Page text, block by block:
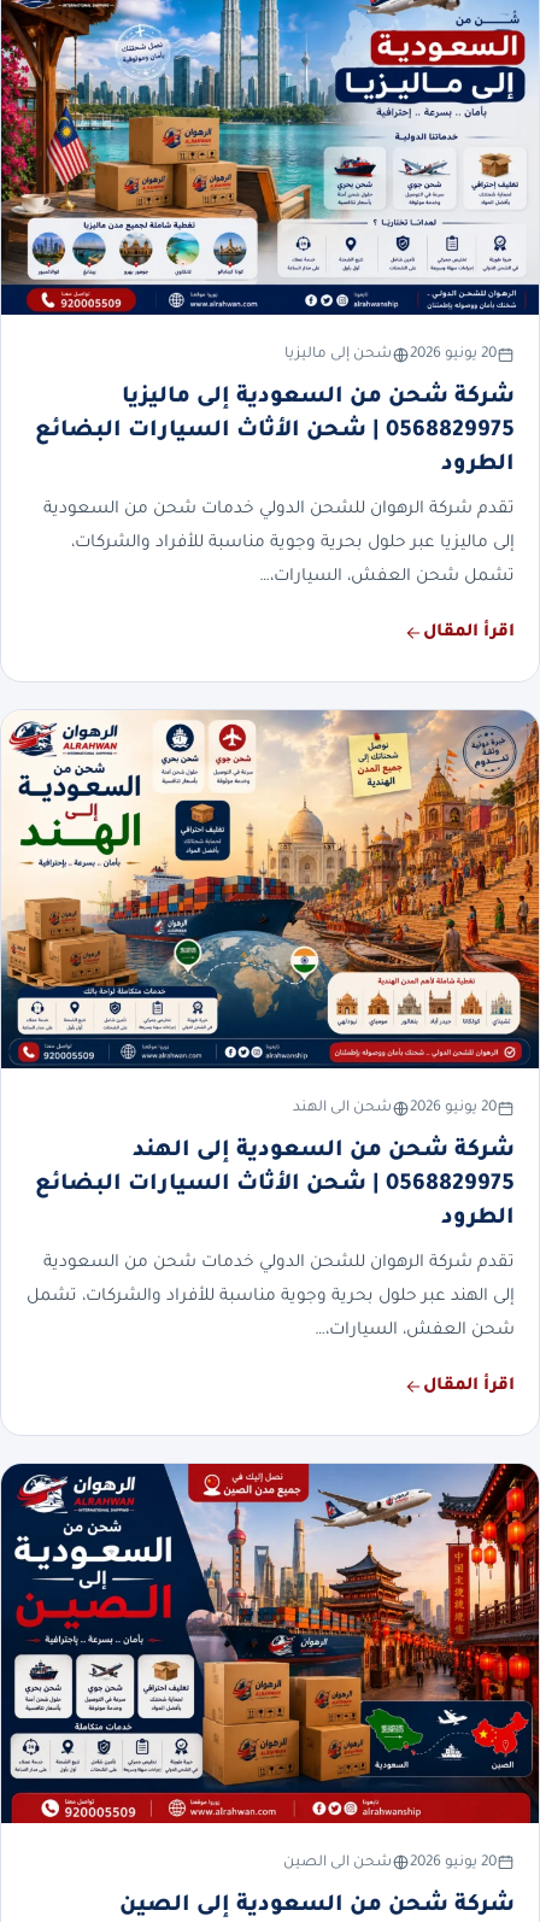
20 يونيو 2026 شحن إلى ماليزيا
شركة شحن من السعودية إلى ماليزيا
0568829975 | شحن الأثاث السيارات البضائع
الطرود
تقدم شركة الرهوان للشحن الدولي خدمات شحن من السعودية
إلى ماليزيا عبر حلول بحرية وجوية مناسبة للأفراد والشركات،
تشمل شحن العفش، السيارات،…
اقرأ المقال
20 يونيو 2026 شحن الى الهند
شركة شحن من السعودية إلى الهند
0568829975 | شحن الأثاث السيارات البضائع
الطرود
تقدم شركة الرهوان للشحن الدولي خدمات شحن من السعودية
إلى الهند عبر حلول بحرية وجوية مناسبة للأفراد والشركات، تشمل
شحن العفش، السيارات،…
اقرأ المقال
20 يونيو 2026 شحن الى الصين
شركة شحن من السعودية إلى الصين